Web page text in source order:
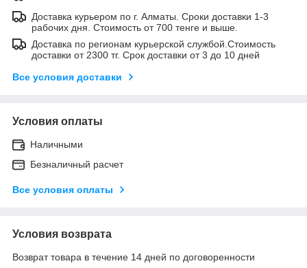
Доставка курьером по г. Алматы. Сроки доставки 1-3
рабочих дня. Стоимость от 700 тенге и выше.
Доставка по регионам курьерской службой.Стоимость
доставки от 2300 тг. Срок доставки от 3 до 10 дней
Все условия доставки
Условия оплаты
Наличными
Безналичный расчет
Все условия оплаты
Условия возврата
Возврат товара в течение 14 дней по договоренности